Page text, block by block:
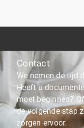
Contact
We nemen de tijd
Heeft u
moet beginnen?
de volgende stap
zorgen ervoor.